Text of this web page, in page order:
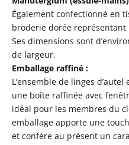
Également confectionné en
broderie dorée
Ses dimensions sont
de largeur.
Emballage raffiné :
L’ensemble de linges
une boîte raffinée avec
idéal pour les membres du
emballage apporte une
et confère au présent un